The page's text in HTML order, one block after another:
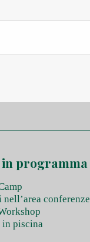
programma
conferenze
piscina